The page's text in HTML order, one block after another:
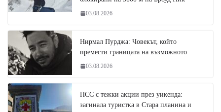
03.08.2026
Нирмал Пурджа: Човекът, който
премести границата на възможното
03.08.2026
ПСС с тежки акции през уикенда:
загинала туристка в Стара планина и